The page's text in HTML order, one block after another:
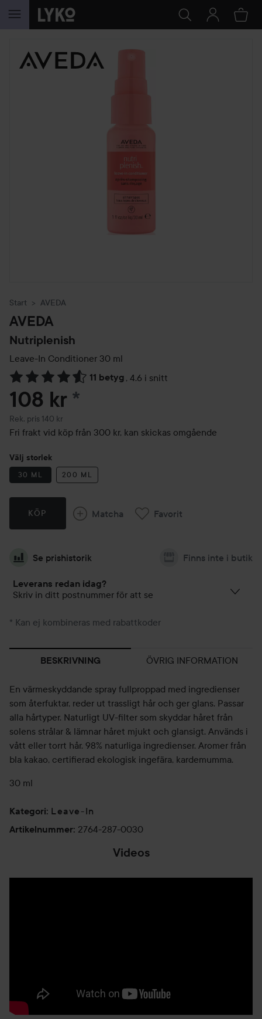
HOPPA TILL INNEHÅLLET
Start AVEDA
AVEDA
Nutriplenish
Leave-In Conditioner 30 ml
11 betyg , 4.6 i snitt
Hoppa till Betyg & kommentarer
108 kr *
Rek. pris 140 kr
Rekommenderat pris 140 kr
Fri frakt vid köp från 300 kr, kan skickas omgående
Välj storlek
30 ML 200 ML
KÖP Matcha Favorit
Se prishistorik Finns inte i butik
Leverans redan idag?
Skriv in ditt postnummer för att se
* Kan ej kombineras med rabattkoder
BESKRIVNING ÖVRIG INFORMATION
En värmeskyddande spray fullproppad med ingredienser
som återfuktar, reder ut trassligt hår och ger glans. Passar
alla hårtyper. Naturligt UV-filter som skyddar håret från
solens strålar & lämnar håret mjukt och glansigt. Används i
vått eller torrt hår. 98% naturliga ingredienser. Aromer från
bla kakao, certifierad ekologisk ingefära, kardemumma.
30 ml
Kategori: Leave-In
Artikelnummer: 2764-287-0030
Videos